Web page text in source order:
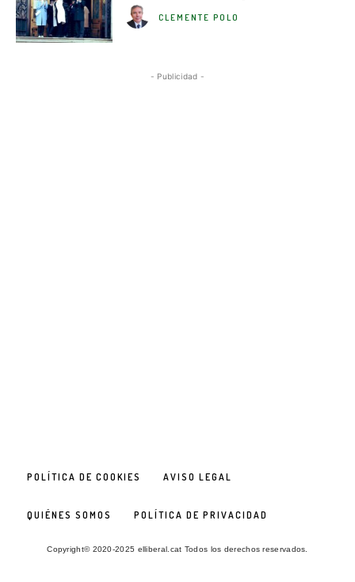
CLEMENTE POLO
- Publicidad -
POLÍTICA DE COOKIES AVISO LEGAL
QUIÉNES SOMOS POLÍTICA DE PRIVACIDAD
Copyright© 2020-2025 elliberal.cat Todos los derechos reservados.